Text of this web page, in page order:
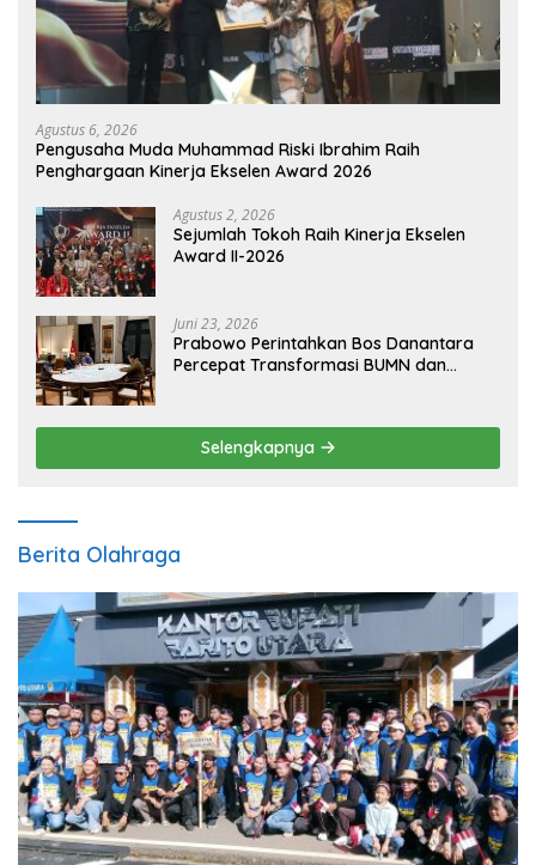
Agustus 6, 2026
Pengusaha Muda Muhammad Riski Ibrahim Raih
Penghargaan Kinerja Ekselen Award 2026
Agustus 2, 2026
Sejumlah Tokoh Raih Kinerja Ekselen
Award II-2026
Juni 23, 2026
Prabowo Perintahkan Bos Danantara
Percepat Transformasi BUMN dan
Selengkapnya
Berita Olahraga